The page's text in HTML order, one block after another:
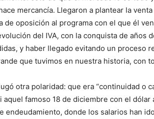
mercancía. Llegaron a plantear la
de oposición al programa con el que él
del IVA, con la conquista de años
y haber llegado evitando un proceso
que tuvimos en nuestra historia, con
otra polaridad: que era “continuidad o
aquel famoso 18 de diciembre con el dólar
endeudamiento, donde los salarios han